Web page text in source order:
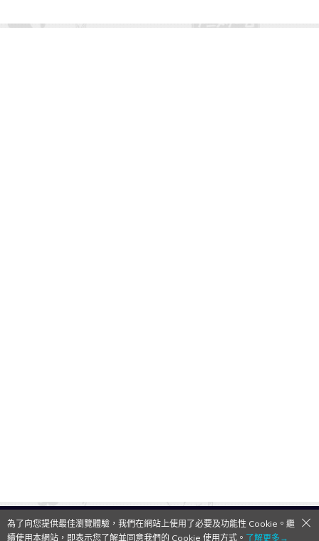
QooApp Limited © 2026
為了向您提供最佳瀏覽體驗，我們在網站上使用了必要及功能性 Cookie。繼
續使用本網站，即表示您了解並同意我們的 Cookie 使用方式。 了解更多→